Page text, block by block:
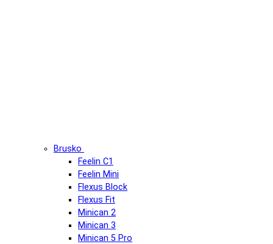
Brusko
Feelin C1
Feelin Mini
Flexus Block
Flexus Fit
Minican 2
Minican 3
Minican 5 Pro